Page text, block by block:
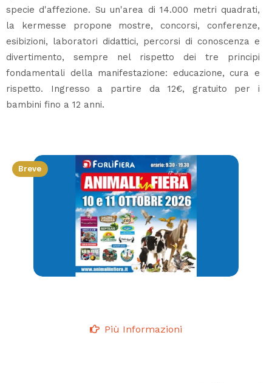
specie d'affezione. Su un'area di 14.000 metri quadrati,
la kermesse propone mostre, concorsi, conferenze,
esibizioni, laboratori didattici, percorsi di conoscenza e
divertimento, sempre nel rispetto dei tre principi
fondamentali della manifestazione: educazione, cura e
rispetto. Ingresso a partire da 12€, gratuito per i
bambini fino a 12 anni.
Breve
Più Informazioni